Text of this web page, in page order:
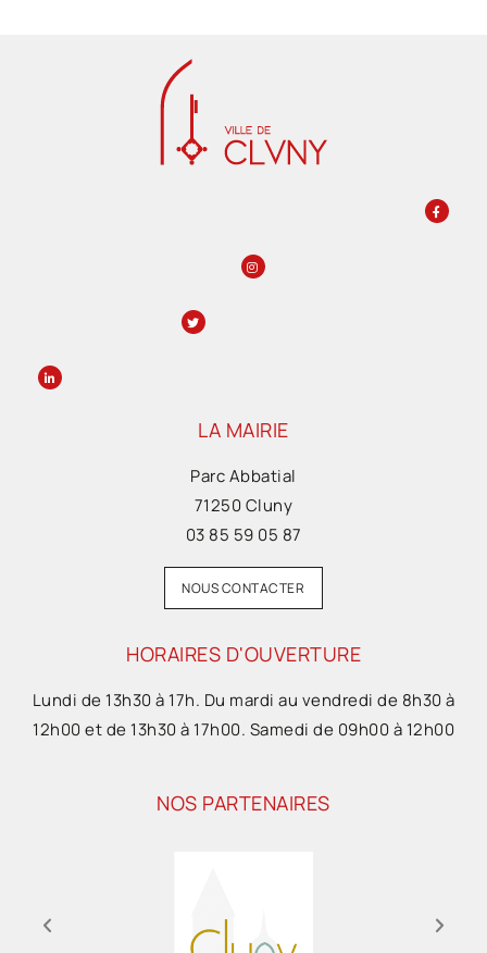
LA MAIRIE
Parc Abbatial
71250 Cluny
03 85 59 05 87
NOUS CONTACTER
HORAIRES D'OUVERTURE
Lundi de 13h30 à 17h. Du mardi au vendredi de 8h30 à
12h00 et de 13h30 à 17h00. Samedi de 09h00 à 12h00
NOS PARTENAIRES